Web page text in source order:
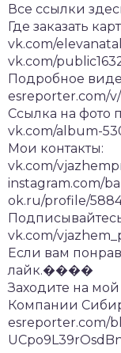
Все ссылки
Где заказать
vk.com/
vk.com/
Подробное
esreporter.com/
Ссылка на фото
vk.com/album-
Мои контакты:
vk.com/
instagram.com/
ok.ru/profile/
vk.com/
Если вам
лайк.����
Заходите на мой
Компании
esreporter.com/